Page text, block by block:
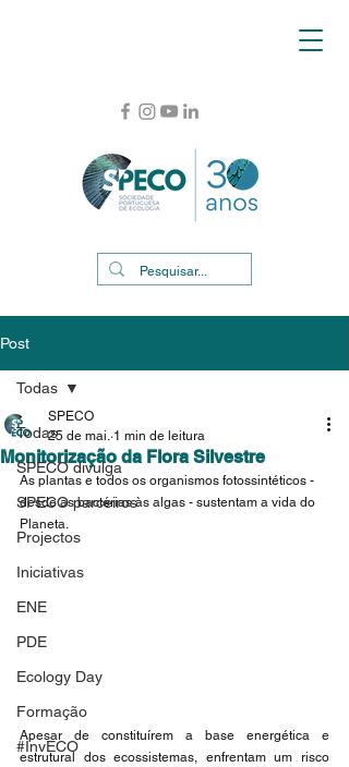
Post
Todas
SPECO divulga
SPECO parceiros
Projectos
Iniciativas
ENE
PDE
Ecology Day
Formação
#InvECO
Todas
Monitorização da Flora Silvestre
SPECO
25 de mai. 1 min de leitura
As plantas e todos os organismos fotossintéticos -
desde as bactérias às algas - sustentam a vida do
Planeta.
Apesar de constituírem a base energética e
estrutural dos ecossistemas, enfrentam um risco